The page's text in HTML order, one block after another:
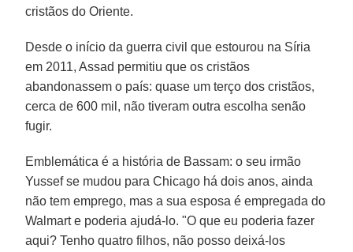
cristãos do Oriente.
Desde o início da guerra civil que estourou na Síria
em 2011, Assad permitiu que os cristãos
abandonassem o país: quase um terço dos cristãos,
cerca de 600 mil, não tiveram outra escolha senão
fugir.
Emblemática é a história de Bassam: o seu irmão
Yussef se mudou para Chicago há dois anos, ainda
não tem emprego, mas a sua esposa é empregada do
Walmart e poderia ajudá-lo. "O que eu poderia fazer
aqui? Tenho quatro filhos, não posso deixá-los